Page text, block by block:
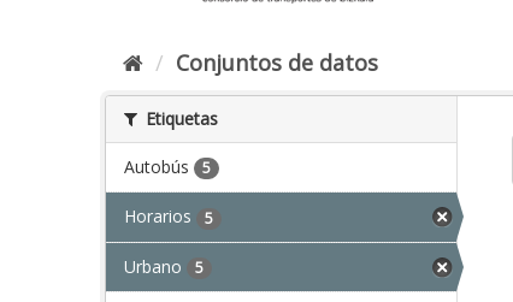
Conjuntos de datos
Etiquetas
Autobús 5
Horarios 5
Urbano 5